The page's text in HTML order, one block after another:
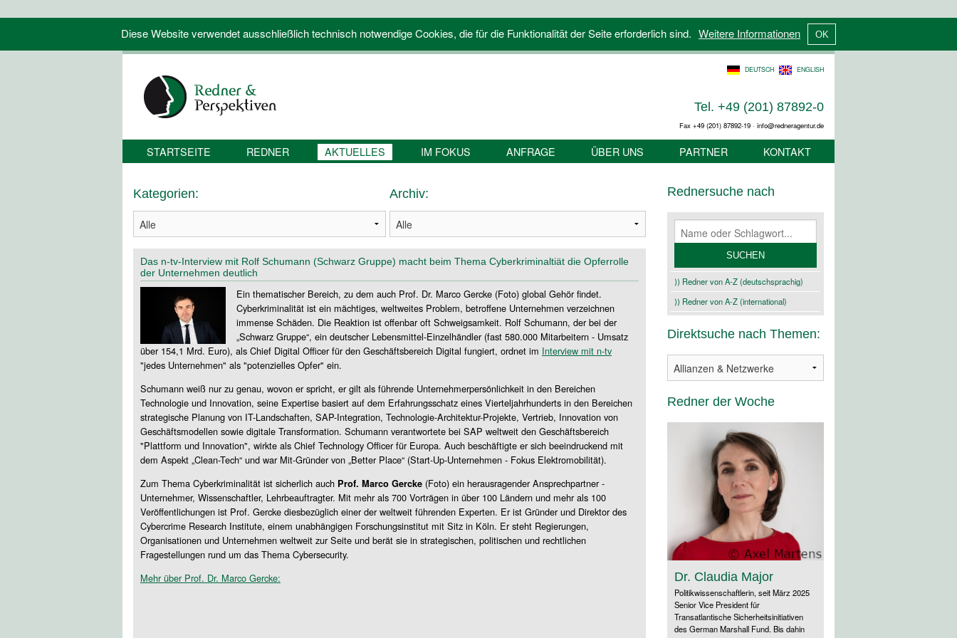
Diese Website verwendet ausschließlich technisch notwendige Cookies, die für die Funktionalität der Seite erforderlich sind. Weitere Informationen
DEUTSCH ENGLISH
Tel. +49 (201) 87892-0
Fax +49 (201) 87892-19 · info@redneragentur.de
STARTSEITE REDNER AKTUELLES IM FOKUS ANFRAGE ÜBER UNS PARTNER KONTAKT
Kategorien: Archiv:
Das n-tv-Interview mit Rolf Schumann (Schwarz Gruppe) macht beim Thema Cyberkriminaltiät die Opferrolle
der Unternehmen deutlich
Ein thematischer Bereich, zu dem auch Prof. Dr. Marco Gercke (Foto) global Gehör findet.
Cyberkriminalität ist ein mächtiges, weltweites Problem, betroffene Unternehmen verzeichnen
immense Schäden. Die Reaktion ist offenbar oft Schweigsamkeit. Rolf Schumann, der bei der
„Schwarz Gruppe“, ein deutscher Lebensmittel-Einzelhändler (fast 580.000 Mitarbeitern - Umsatz
über 154,1 Mrd. Euro), als Chief Digital Officer für den Geschäftsbereich Digital fungiert, ordnet im Interview mit n-tv
"jedes Unternehmen" als "potenzielles Opfer" ein.
Schumann weiß nur zu genau, wovon er spricht, er gilt als führende Unternehmerpersönlichkeit in den Bereichen
Technologie und Innovation, seine Expertise basiert auf dem Erfahrungsschatz eines Vierteljahrhunderts in den Bereichen
strategische Planung von IT-Landschaften, SAP-Integration, Technologie-Architektur-Projekte, Vertrieb, Innovation von
Geschäftsmodellen sowie digitale Transformation. Schumann verantwortete bei SAP weltweit den Geschäftsbereich
"Plattform und Innovation", wirkte als Chief Technology Officer für Europa. Auch beschäftigte er sich beeindruckend mit
dem Aspekt „Clean-Tech“ und war Mit-Gründer von „Better Place“ (Start-Up-Unternehmen - Fokus Elektromobilität).
Zum Thema Cyberkriminalität ist sicherlich auch Prof. Marco Gercke (Foto) ein herausragender Ansprechpartner -
Unternehmer, Wissenschaftler, Lehrbeauftragter. Mit mehr als 700 Vorträgen in über 100 Ländern und mehr als 100
Veröffentlichungen ist Prof. Gercke diesbezüglich einer der weltweit führenden Experten. Er ist Gründer und Direktor des
Cybercrime Research Institute, einem unabhängigen Forschungsinstitut mit Sitz in Köln. Er steht Regierungen,
Organisationen und Unternehmen weltweit zur Seite und berät sie in strategischen, politischen und rechtlichen
Fragestellungen rund um das Thema Cybersecurity.
Mehr über Prof. Dr. Marco Gercke:
Rednersuche nach
⟩⟩ Redner von A-Z (deutschsprachig)
⟩⟩ Redner von A-Z (international)
Direktsuche nach Themen:
Redner der Woche
Dr. Claudia Major
Politikwissenschaftlerin, seit März 2025
Senior Vice President für
Transatlantische Sicherheitsinitiativen
des German Marshall Fund. Bis dahin